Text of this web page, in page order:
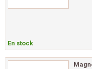
En stock